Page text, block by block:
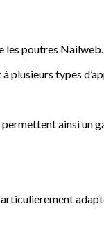
poutres
types
ainsi un